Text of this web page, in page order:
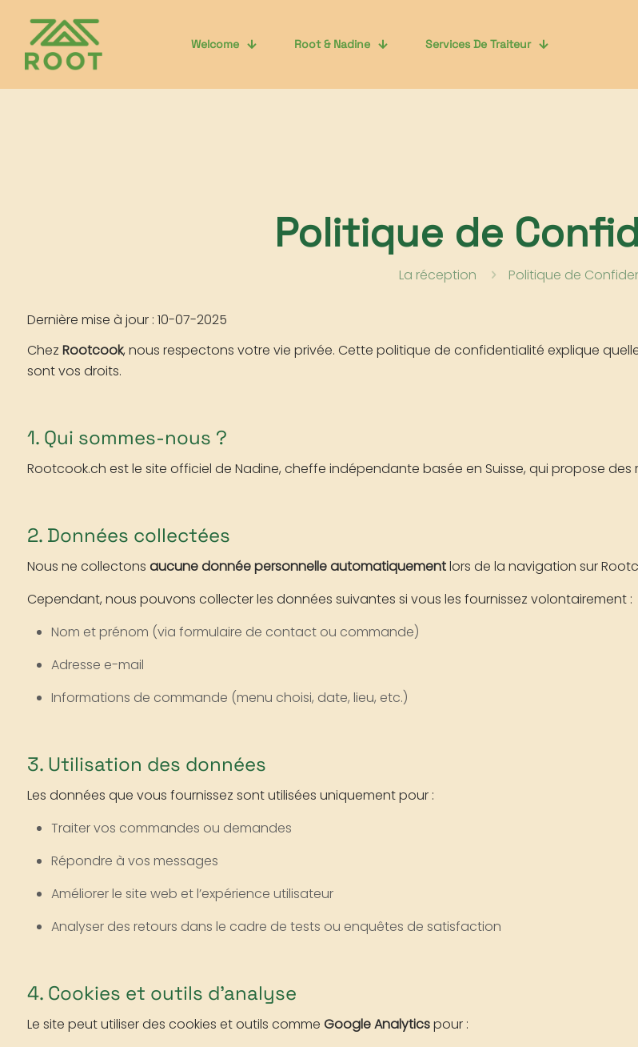
Welcome Root & Nadine Services De Traiteur
Politique de
La réception Politique de
Dernière mise à jour : 10-07-2025
Chez Rootcook, nous respectons votre vie privée. Cette politique de confidentialité explique
sont vos droits.
1. Qui sommes-nous ?
Rootcook.ch est le site officiel de Nadine, cheffe indépendante basée en Suisse, qui propose
2. Données collectées
Nous ne collectons aucune donnée personnelle automatiquementlors de la navigation sur
Cependant, nous pouvons collecter les données suivantes si vous les fournissez volontairement :
Nom et prénom (via formulaire de contact ou commande)
Adresse e-mail
Informations de commande (menu choisi, date, lieu, etc.)
3. Utilisation des données
Les données que vous fournissez sont utilisées uniquement pour :
Traiter vos commandes ou demandes
Répondre à vos messages
Améliorer le site web et l’expérience utilisateur
Analyser des retours dans le cadre de tests ou enquêtes de satisfaction
4. Cookies et outils d’analyse
Le site peut utiliser des cookies et outils comme Google Analyticspour :